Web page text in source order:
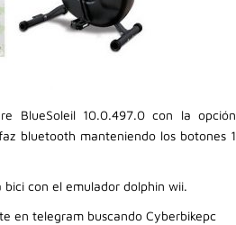
BlueSoleil 10.0.497.0 con la opción
bluetooth manteniendo los botones 1
bici con el emulador dolphin wii.
en telegram buscando Cyberbikepc